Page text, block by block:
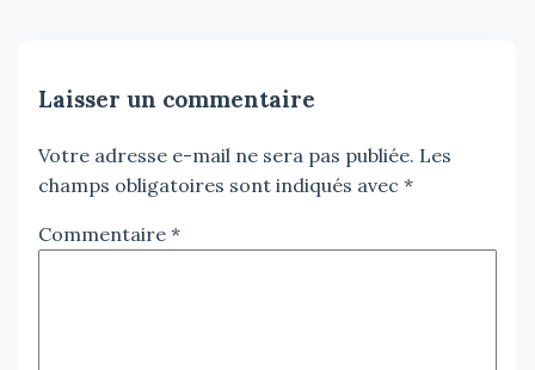
Laisser un commentaire
Votre adresse e-mail ne sera pas publiée. Les
champs obligatoires sont indiqués avec *
Commentaire *